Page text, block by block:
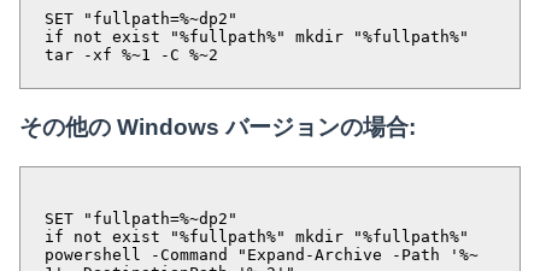
SET "fullpath=%~dp2"
if not exist "%fullpath%" mkdir "%fullpath%"
tar -xf %~1 -C %~2
その他の Windows バージョンの場合:
SET "fullpath=%~dp2"
if not exist "%fullpath%" mkdir "%fullpath%"
powershell -Command "Expand-Archive -Path '%~